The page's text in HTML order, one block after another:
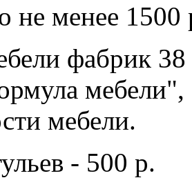
не менее 1500
фабрик
мебели.
- 500 р.